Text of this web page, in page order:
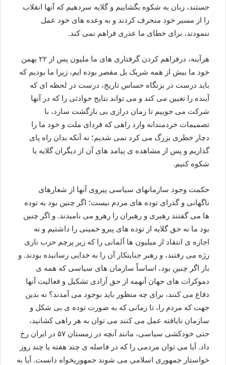
جستند، زبان به شکوه بگشاییم و گلایه سردهیم که آنها انقلاب
را از مسیر خود منحرف کردند و به وعده های خود عمل
ننمودند، برای خطای ما عذری فراهم نمی کند.
هرآینه، درفراهم کردن گرفتاری های ما ملیون پس از ۲۲ بهمن
خود ما بیش از همه شریک بل مقصر بوده ایم، زیرا ما بودیم که
باید درست در بزنگاه حساس تاریخ، درست در لحظه ای که
آینده را تعیین می کند و می تواند نتایج حوادثی را که در آنها
شرکت می جوییم تا زمان درازی بی بازگشت سازد، با
تصمیمات خردمندانه وارد راهی که فردای ملت و خود ما را
دچار خطری بزرگ می کرد نمی شدیم؛ نه آنکه بدان راه پای
گذاریم و پس از مشاهده ی پیامد های آن از دیگران گلایه یا
شکوه کنیم.
حکمت وجود سازمانهای سیاسی پیروی آنها از شعارهای
ناگهانی و گذرای توده های مردم نیست؛ اگر چنین بود به توده
ها می گفتند رهبری و رهبران را رهرو می نامیدند. و اگر چنین
بود ما نه حق گلایه از توده های پیرو خمینی را داشتیم و نه
اجازه ی انتقاد از میلیون ها آلمانی را که زیر پرچم حزب نازی
رژه می رفتند، و رهبر جنایتکار آن را به خدایی رسانیده بودند. و
باز اگر چنین بود، اساساً سازمان های سیاسی که همه ی
دموکرات های جهان آنهمه از حق آزادی تشکیل و فعالیت آنها
دفاع می کنند، برای چه منظور باید بوجود می آمدند؟ نه بدین
جهت که مردم را، تا زمانی که به صورت توده ی بی شکل و
سازمان نایافته عمل می کنند می توان به هر راهی کشانید،
حتی خودکشی سیاسی، مانند آنچه در زمستان ۵۷ در ایران رخ
داد. آیا می توان مردمی را که در فاصله ی چند هفته یا چند روز
خواستار جمهوری اسلامی می شوند جمهوریخواه دانست. آیا به